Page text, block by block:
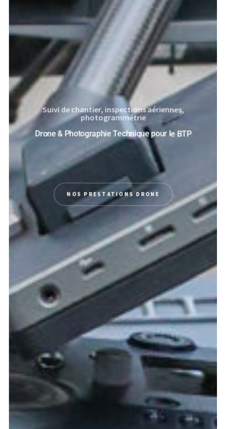
Suivi de chantier, inspections aériennes,
photogrammétrie
Drone & Photographie Technique pour le BTP
NOS PRESTATIONS DRONE